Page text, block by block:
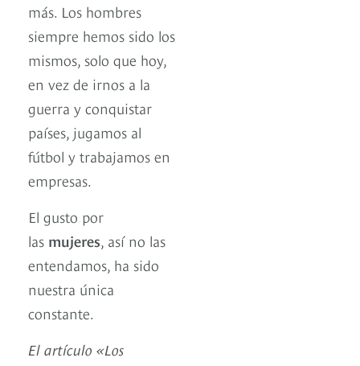
más. Los hombres
siempre hemos sido los
mismos, solo que hoy,
en vez de irnos a la
guerra y conquistar
países, jugamos al
fútbol y trabajamos en
empresas.
El gusto por
las mujeres, así no las
entendamos, ha sido
nuestra única
constante.
El artículo «Los